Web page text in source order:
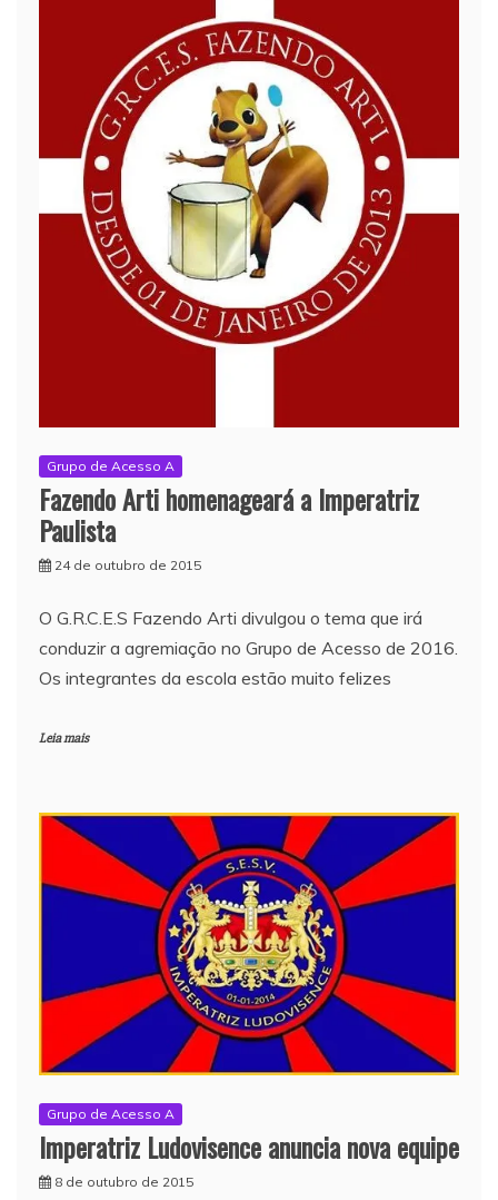
Grupo de Acesso A
Fazendo Arti homenageará a Imperatriz
Paulista
24 de outubro de 2015
O G.R.C.E.S Fazendo Arti divulgou o tema que irá
conduzir a agremiação no Grupo de Acesso de 2016.
Os integrantes da escola estão muito felizes
Leia mais
Grupo de Acesso A
Imperatriz Ludovisence anuncia nova equipe
8 de outubro de 2015